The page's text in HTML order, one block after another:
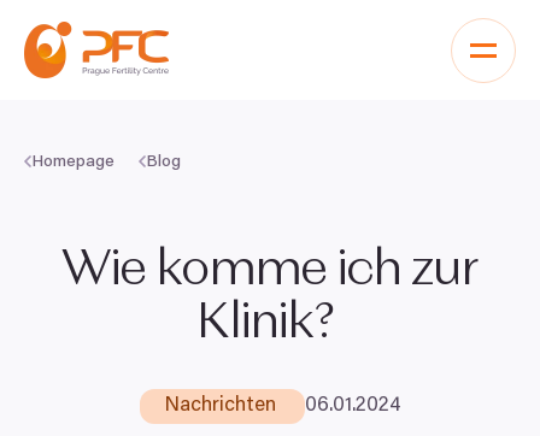
Homepage Blog
Wie komme ich zur
Klinik?
Nachrichten 06.01.2024